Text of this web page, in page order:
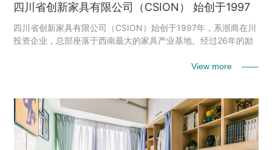
四川省创新家具有限公司（CSION） 始创于1997
年
四川省创新家具有限公司（CSION）始创于1997年，系浙商在川
投资企业，总部座落于西南最大的家具产业基地。经过26年的励
设计、研发、生产、销售与服务为一体的西南最具规模化的商务
涵盖：板式、实木、钢制品、软体家具等系列产品，拥有10000
平米全新产品展...
View more ——